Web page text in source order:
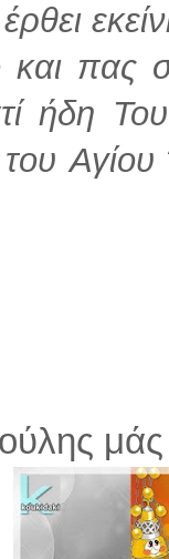
και πας
ήδη
μάς